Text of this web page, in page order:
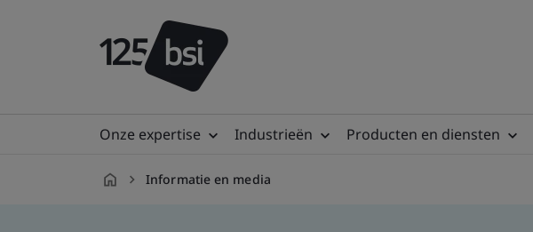
Onze expertise Industrieën Producten en diensten
Informatie en media